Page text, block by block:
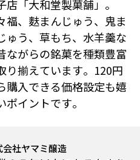
店「大和堂製菓舗」。
福、麩まんじゅう、鬼ま
ゅう、草もち、水羊羹な
ながらの銘菓を種類豊富
り揃えています。120円
購入できる価格設定も嬉
ポイントです。
会社ヤマミ醸造